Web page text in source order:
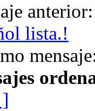
anterior:
lista.!